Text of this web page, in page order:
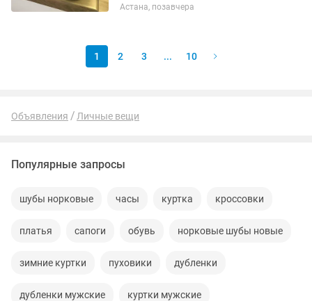
Астана, позавчера
1 2 3 ... 10
Объявления Личные вещи
Популярные запросы
шубы норковые часы куртка кроссовки
платья сапоги обувь норковые шубы новые
зимние куртки пуховики дубленки
дубленки мужские куртки мужские